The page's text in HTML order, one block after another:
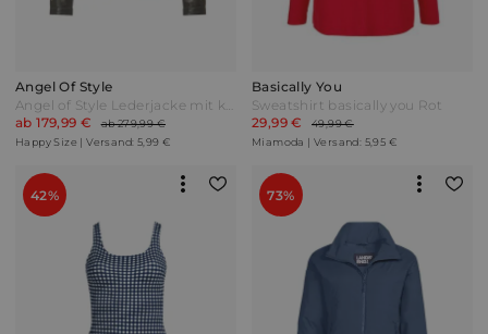
Angel Of Style
Angel of Style Lederjacke mit kleinen Herz-Motiven Schwarz
ab 179,99 €
ab 279,99 €
Happy Size | Versand: 5,99 €
Basically You
Sweatshirt basically you Rot
29,99 €
49,99 €
Miamoda | Versand: 5,95 €
42% 73%